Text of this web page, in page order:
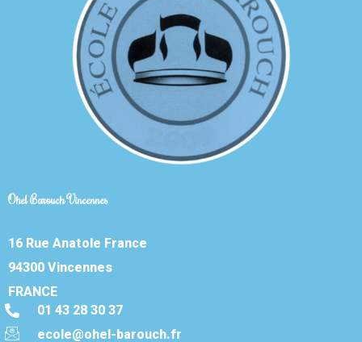
Ohel Barouch Vincennes
16 Rue Anatole France
94300 Vincennes
FRANCE
01 43 28 30 37
ecole@ohel-barouch.fr